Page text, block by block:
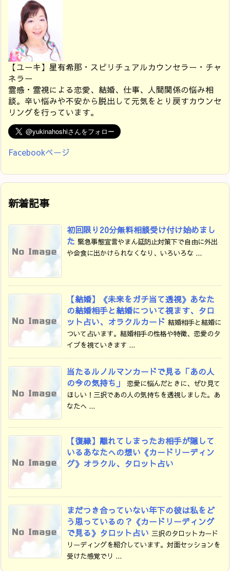
【ユーキ】星有希那・スピリチュアルカウンセラー・チャ
ネラー
霊感・霊視による恋愛、結婚、仕事、人間関係の悩み相
談。辛い悩みや不安から脱出して元気をとり戻すカウンセ
リングを行っています。
Facebookページ
新着記事
初回限り20分無料相談受け付け始めまし
た 緊急事態宣言やまん延防止対策下で自由に外出
や会食に出かけられなくなり、いろいろな ...
【結婚】《未来をガチ当て透視》あなた
の結婚相手と結婚について視ます、タロ
ット占い、オラクルカード 結婚相手と結婚に
ついて占います。結婚相手の性格や特徴、恋愛のタ
イプを視ていきます ...
当たるルノルマンカードで見る「あの人
の今の気持ち」
恋愛に悩んだときに、ぜひ見て
ほしい！三択であの人の気持ちを透視しました。あ
なたへ ...
【復縁】離れてしまったお相手が隠して
いるあなたへの想い《カードリーディン
グ》オラクル、タロット占い
まだつき合っていない年下の彼は私をど
う思っているの？《カードリーディング
で見る》タロット占い 三択のタロットカード
リーディングを紹介しています。対面セッションを
受けた感覚でリ ...